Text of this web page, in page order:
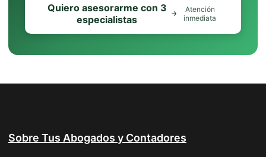
Quiero asesorarme con 3
especialistas
Atención
inmediata
Sobre Tus Abogados y Contadores